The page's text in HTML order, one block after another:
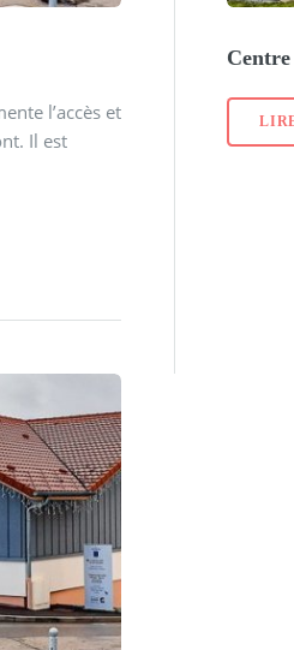
l’accès et
Il est